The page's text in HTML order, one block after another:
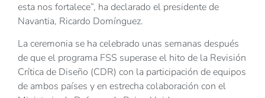
esta nos fortalece”, ha declarado el presidente de
Navantia, Ricardo Domínguez.
La ceremonia se ha celebrado unas semanas después
de que el programa FSS superase el hito de la Revisión
Crítica de Diseño (CDR) con la participación de equipos
de ambos países y en estrecha colaboración con el